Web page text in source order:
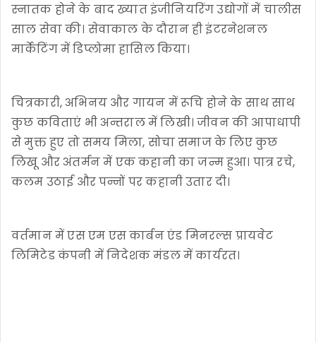
स्नातक होने के बाद ख्यात इंजीनियरिंग उद्योगों में चालीस
साल सेवा की। सेवाकाल के दौरान ही इंटरनेशनल
मार्केटिंग में डिप्लोमा हासिल किया।
चित्रकारी, अभिनय और गायन में रूचि होने के साथ साथ
कुछ कविताएं भी अन्तराल में लिखी। जीवन की आपाधापी
से मुक्त हुए तो समय मिला, सोचा समाज के लिए कुछ
लिखू और अंतर्मन में एक कहानी का जन्म हुआ। पात्र रचे,
कलम उठाई और पन्नों पर कहानी उतार दी।
वर्तमान में एस एम एस कार्बन एंड मिनरल्स प्रायवेट
लिमिटेड कंपनी में निदेशक मंडल में कार्यरत।